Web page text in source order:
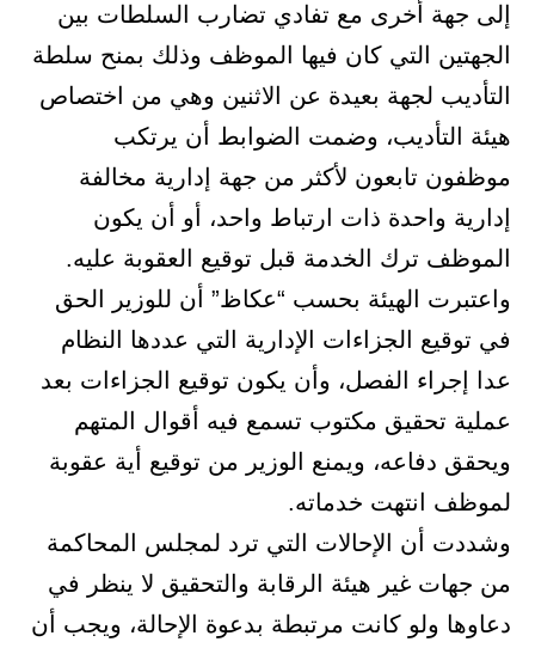
إلى جهة أخرى مع تفادي تضارب السلطات بين
الجهتين التي كان فيها الموظف وذلك بمنح سلطة
التأديب لجهة بعيدة عن الاثنين وهي من اختصاص
هيئة التأديب، وضمت الضوابط أن يرتكب
موظفون تابعون لأكثر من جهة إدارية مخالفة
إدارية واحدة ذات ارتباط واحد، أو أن يكون
الموظف ترك الخدمة قبل توقيع العقوبة عليه.
واعتبرت الهيئة بحسب “عكاظ” أن للوزير الحق
في توقيع الجزاءات الإدارية التي عددها النظام
عدا إجراء الفصل، وأن يكون توقيع الجزاءات بعد
عملية تحقيق مكتوب تسمع فيه أقوال المتهم
ويحقق دفاعه، ويمنع الوزير من توقيع أية عقوبة
لموظف انتهت خدماته.
وشددت أن الإحالات التي ترد لمجلس المحاكمة
من جهات غير هيئة الرقابة والتحقيق لا ينظر في
دعاوها ولو كانت مرتبطة بدعوة الإحالة، ويجب أن